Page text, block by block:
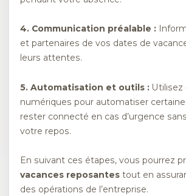
4. Communication préalable :
et partenaires de vos dates de
leurs attentes.
5. Automatisation et outils : Utilisez
numériques pour automatiser
rester connecté en cas d’urgence
votre repos.
En suivant ces étapes, vous pourrez
vacances reposantes tout en
des opérations de l’entreprise.